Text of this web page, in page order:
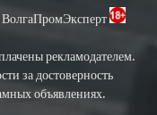
ВолгаПромЭксперт
рекламодателем.
за достоверность
объявлениях.